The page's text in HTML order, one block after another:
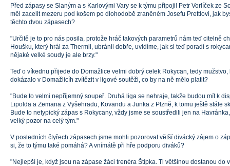
Před zápasy se Slaným a s Karlovými Vary se k týmu připojil Petr Vorlíček ze
měl zacelit mezeru pod košem po dlohodobě zraněném Josefu Prettlovi, jak
těchto dvou zápasech?
"Určitě je to pro nás posila, protože hráč takových parametrů nám teď citelně
Houšku, který hrál za Thermii, ubránil dobře, uvidíme, jak si teď poradí s
nějaké velké soudy je ale brzy."
Teď o víkednu přijede do Domažlice velmi dobrý celek Rokycan, tedy
dokázalo v Domažlicíh zvítězit v ligové soutěži, co by na ně mělo platit?
"Bude to velmi nepříjemný soupeř. Druhá liga se nehraje, takže budou mít k
Lipolda a Zemana z Vyšehradu, Kovandu a Junka z Plzně, k tomu ještě stále
Bude to netypický zápas s Rokycany, vždy jsme se soustředili jen na
velký pozor na celý tým."
V posledních čtyřech zápasech jsme mohli pozorovat větší divácký zájem o
si, že to týmu také pomáhá? A vnímátě při hře podporu diváků?
"Nejlepší je, když jsou na zápase žáci trenéra Štípka. Ti většinou dostanou do